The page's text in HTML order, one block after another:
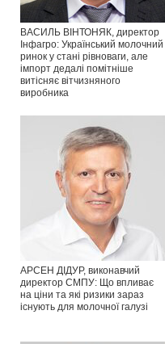
ВАСИЛЬ ВІНТОНЯК, директор
Інфагро: Український молочний
ринок у стані рівноваги, але
імпорт дедалі помітніше
витісняє вітчизняного
виробника
АРСЕН ДІДУР, виконавчий
директор СМПУ: Що впливає
на ціни та які ризики зараз
існують для молочної галузі